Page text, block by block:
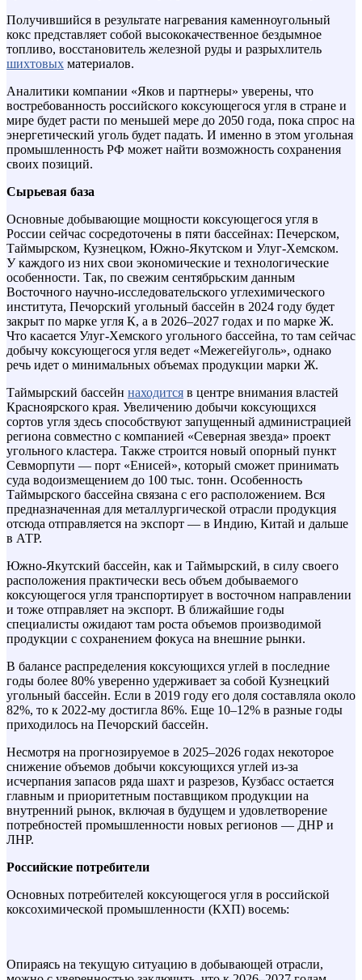
Получившийся в результате нагревания каменноугольный
кокс представляет собой высококачественное бездымное
топливо, восстановитель железной руды и разрыхлитель
шихтовых материалов.
Аналитики компании «Яков и партнеры» уверены, что
востребованность российского коксующегося угля в стране и
мире будет расти по меньшей мере до 2050 года, пока спрос на
энергетический уголь будет падать. И именно в этом угольная
промышленность РФ может найти возможность сохранения
своих позиций.
Сырьевая база
Основные добывающие мощности коксующегося угля в
России сейчас сосредоточены в пяти бассейнах: Печерском,
Таймырском, Кузнецком, Южно-Якутском и Улуг-Хемском.
У каждого из них свои экономические и технологические
особенности. Так, по свежим сентябрьским данным
Восточного научно-исследовательского углехимического
института, Печорский угольный бассейн в 2024 году будет
закрыт по марке угля К, а в 2026–2027 годах и по марке Ж.
Что касается Улуг-Хемского угольного бассейна, то там сейчас
добычу коксующегося угля ведет «Межегейуголь», однако
речь идет о минимальных объемах продукции марки Ж.
Таймырский бассейн находится в центре внимания властей
Красноярского края. Увеличению добычи коксующихся
сортов угля здесь способствуют запущенный администрацией
региона совместно с компанией «Северная звезда» проект
угольного кластера. Также строится новый опорный пункт
Севморпути — порт «Енисей», который сможет принимать
суда водоизмещением до 100 тыс. тонн. Особенность
Таймырского бассейна связана с его расположением. Вся
предназначенная для металлургической отрасли продукция
отсюда отправляется на экспорт — в Индию, Китай и дальше
в АТР.
Южно-Якутский бассейн, как и Таймырский, в силу своего
расположения практически весь объем добываемого
коксующегося угля транспортирует в восточном направлении
и тоже отправляет на экспорт. В ближайшие годы
специалисты ожидают там роста объемов производимой
продукции с сохранением фокуса на внешние рынки.
В балансе распределения коксующихся углей в последние
годы более 80% уверенно удерживает за собой Кузнецкий
угольный бассейн. Если в 2019 году его доля составляла около
82%, то к 2022-му достигла 86%. Еще 10–12% в разные годы
приходилось на Печорский бассейн.
Несмотря на прогнозируемое в 2025–2026 годах некоторое
снижение объемов добычи коксующихся углей из-за
исчерпания запасов ряда шахт и разрезов, Кузбасс остается
главным и приоритетным поставщиком продукции на
внутренний рынок, включая в будущем и удовлетворение
потребностей промышленности новых регионов — ДНР и
ЛНР.
Российские потребители
Основных потребителей коксующегося угля в российской
коксохимической промышленности (КХП) восемь:
Опираясь на текущую ситуацию в добывающей отрасли,